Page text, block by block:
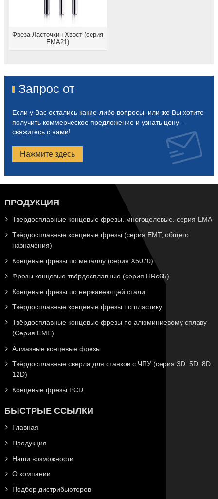
Фреза Ласточкин Хвост (серия
EMA21)
Запрос от
Если у Вас остались какие-либо вопросы, или же Вы хотите
получить коммерческое предложение и узнать цену –
свяжитесь с нами!
Нажмите здесь
ПРОДУКЦИЯ
Твердосплавные концевые фрезы, многоцелевые, серия EMA
Твёрдосплавные концевые фрезы (серия EMT, общего
назначения)
Концевые фрезы по металлу (серия X5070)
Фрезы концевые твёрдосплавные (серия HRc65)
Концевые фрезы по нержавеющей стали
Твёрдосплавные концевые фрезы по пластику
Твёрдосплавные концевые фрезы по алюминиевому сплаву
(Серия EME)
Алмазные концевые фрезы
Твёрдосплавные сверла для станков с ЧПУ (серия 3D. 5D. 8D.
12D)
Концевые фрезы PCD
БЫСТРЫЕ ССЫЛКИ
Главная
Продукция
Наши возможности
О компании
Подбор дистрибьюторов